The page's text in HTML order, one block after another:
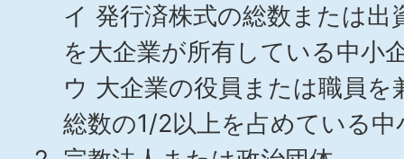
イ 発行済株式の総数または
を大企業が所有している中小
ウ 大企業の役員または職員
総数の1/2以上を占めている中